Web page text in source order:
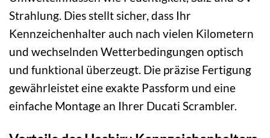
Strahlung. Dies stellt sicher, dass Ihr
Kennzeichenhalter auch nach vielen Kilometern
und wechselnden Wetterbedingungen optisch
und funktional überzeugt. Die präzise Fertigung
gewährleistet eine exakte Passform und eine
einfache Montage an Ihrer Ducati Scrambler.